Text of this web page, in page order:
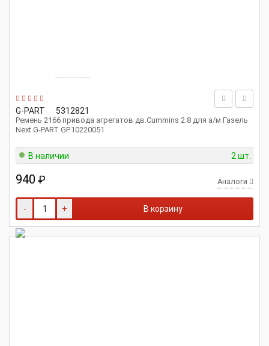
G-PART 5312821
Ремень 2166 привода агрегатов дв.Cummins 2.8 для а/м Газель
Next G-PART GP.10220051
В наличии 2 шт.
940 ₽ Аналоги
- + В корзину